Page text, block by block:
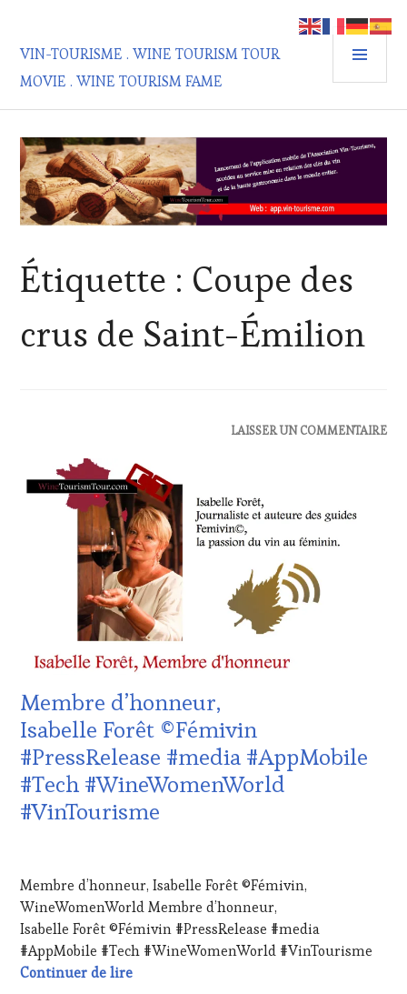
contenu
principal
VIN-TOURISME . WINE TOURISM TOUR
MOVIE . WINE TOURISM FAME
Étiquette : Coupe des
crus de Saint-Émilion
WINE
TASTING
TOURISME,
CLÉS
VIN
ET
DE
LA
HAUTE
GASTRONOMIE
FRANÇAISE,
WINE
TASTING,
LIVE
MASTERCLASS ,
OENOTOURISME,
LAISSER UN COMMENTAIRE
Membre d’honneur,
Isabelle Forêt ©Fémivin
#PressRelease #media #AppMobile
#Tech #WineWomenWorld
#VinTourisme
2024
Membre d’honneur, Isabelle Forêt ©Fémivin,
WineWomenWorld Membre d’honneur,
Isabelle Forêt ©Fémivin #PressRelease #media
#AppMobile #Tech #WineWomenWorld #VinTourisme
Continuer de lireMembre d’honneur, Isabelle Forêt